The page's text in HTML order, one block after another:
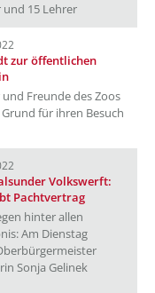
und 15 Lehrer
zur öffentlichen
Freunde des Zoos
für ihren Besuch
Volkswerft:
Pachtvertrag
hinter allen
Am Dienstag
Sonja Gelinek